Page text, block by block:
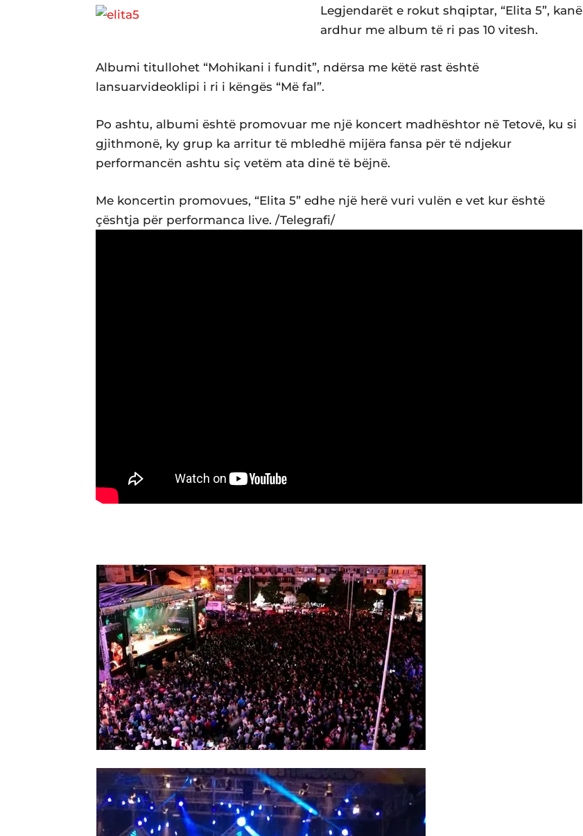
Legjendarët e rokut shqiptar, “Elita 5”, kanë
ardhur me album të ri pas 10 vitesh.
Albumi titullohet “Mohikani i fundit”, ndërsa me këtë rast është
lansuarvideoklipi i ri i këngës “Më fal”.
Po ashtu, albumi është promovuar me një koncert madhështor në Tetovë, ku si
gjithmonë, ky grup ka arritur të mbledhë mijëra fansa për të ndjekur
performancën ashtu siç vetëm ata dinë të bëjnë.
Me koncertin promovues, “Elita 5” edhe një herë vuri vulën e vet kur është
çështja për performanca live. /Telegrafi/